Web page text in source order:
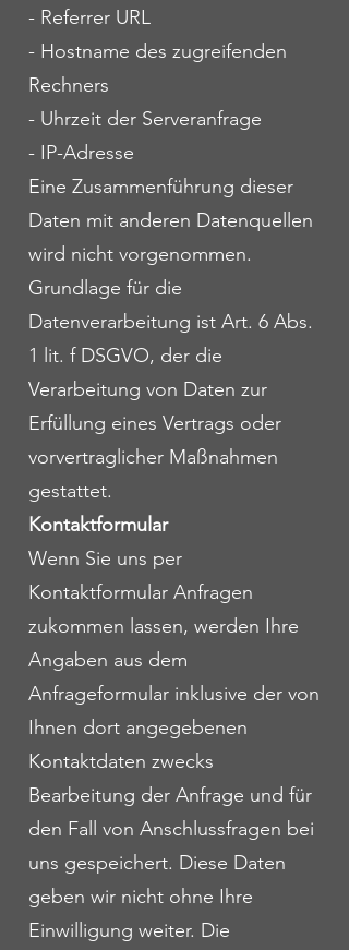
- Referrer URL
- Hostname des zugreifenden
Rechners
- Uhrzeit der Serveranfrage
- IP-Adresse
Eine Zusammenführung dieser
Daten mit anderen Datenquellen
wird nicht vorgenommen.
Grundlage für die
Datenverarbeitung ist Art. 6 Abs.
1 lit. f DSGVO, der die
Verarbeitung von Daten zur
Erfüllung eines Vertrags oder
vorvertraglicher Maßnahmen
gestattet.
Kontaktformular
Wenn Sie uns per
Kontaktformular Anfragen
zukommen lassen, werden Ihre
Angaben aus dem
Anfrageformular inklusive der von
Ihnen dort angegebenen
Kontaktdaten zwecks
Bearbeitung der Anfrage und für
den Fall von Anschlussfragen bei
uns gespeichert. Diese Daten
geben wir nicht ohne Ihre
Einwilligung weiter. Die